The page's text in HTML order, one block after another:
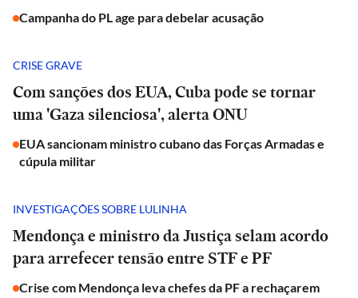
Campanha do PL age para debelar acusação
CRISE GRAVE
Com sanções dos EUA, Cuba pode se tornar
uma 'Gaza silenciosa', alerta ONU
EUA sancionam ministro cubano das Forças Armadas e
cúpula militar
INVESTIGAÇÕES SOBRE LULINHA
Mendonça e ministro da Justiça selam acordo
para arrefecer tensão entre STF e PF
Crise com Mendonça leva chefes da PF a rechaçarem